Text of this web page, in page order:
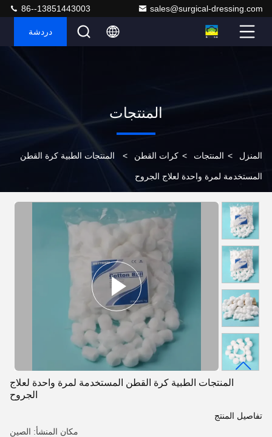
sales@surgical-dressing.com
86--13851443003
دردشة
المنتجات
المنزل > المنتجات > كرات القطن > المنتجات الطبية كرة القطن
المستخدمة لمرة واحدة لعلاج الجروح
المنتجات الطبية كرة القطن المستخدمة لمرة واحدة لعلاج
الجروح
تفاصيل المنتج
مكان المنشأ: الصين